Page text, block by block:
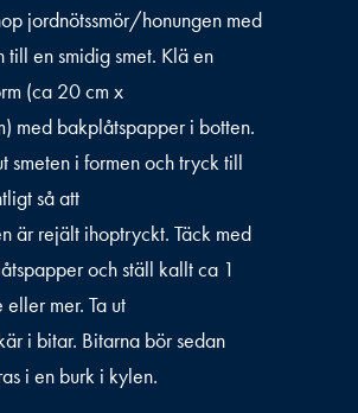
jordnötssmör/honungen med
till en smidig smet. Klä en
(ca 20 cm x
med bakplåtspapper i botten.
smeten i formen och tryck till
så att
är rejält ihoptryckt. Täck med
och ställ kallt ca 1
eller mer. Ta ut
i bitar. Bitarna bör sedan
i en burk i kylen.